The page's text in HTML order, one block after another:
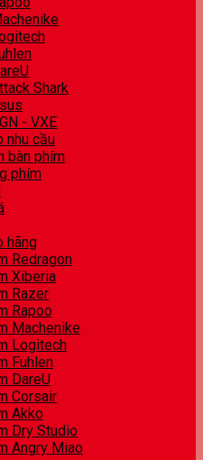
Shark
- VXE
nhu cầu
bàn phím
phím
hãng
Redragon
Xiberia
Razer
Rapoo
Machenike
Logitech
Fuhlen
DareU
Corsair
Akko
Dry Studio
Angry Miao